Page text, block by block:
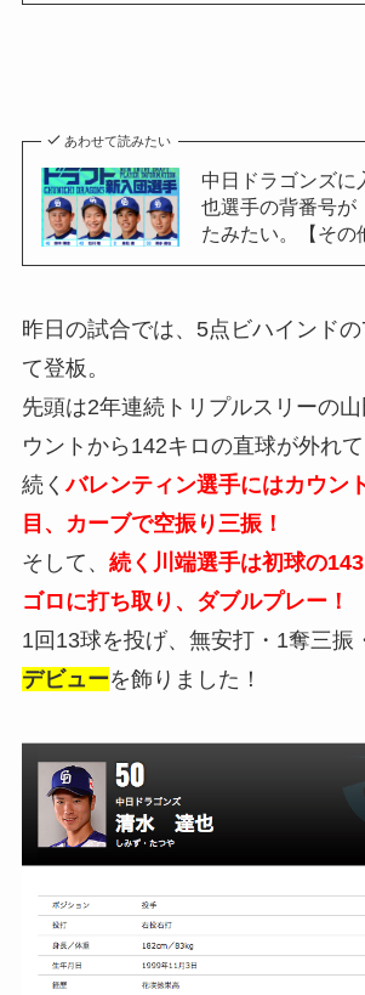
あわせて読みたい
中日ドラゴンズに
也選手の背番号が
たみたい。【その
昨日の試合では、5点ビハインド
て登板。
先頭は2年連続トリプルスリーの
ウントから142キロの直球が外れて
続くバレンティン選手にはカウン
目、カーブで空振り三振！
そして、 続く川端選手は初球の
ゴロに打ち取り、ダブルプレー！
1回13球を投げ、無安打・1奪三振
デビューを飾りました！